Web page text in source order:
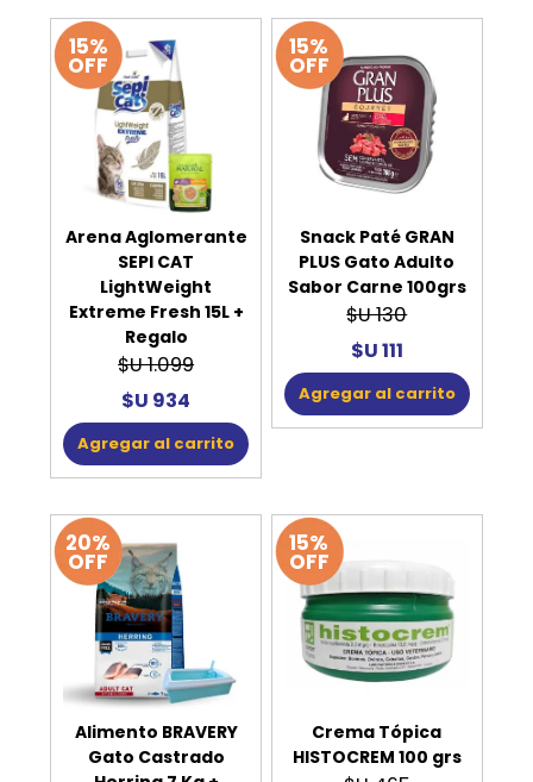
15%
OFF
Arena Aglomerante
SEPI CAT
LightWeight
Extreme Fresh 15L +
Regalo
$U 1.099
$U 934
Agregar al carrito
15%
OFF
Snack Paté GRAN
PLUS Gato Adulto
Sabor Carne 100grs
$U 130
$U 111
Agregar al carrito
20%
OFF
Alimento BRAVERY
Gato Castrado
15%
OFF
Crema Tópica
HISTOCREM 100 grs